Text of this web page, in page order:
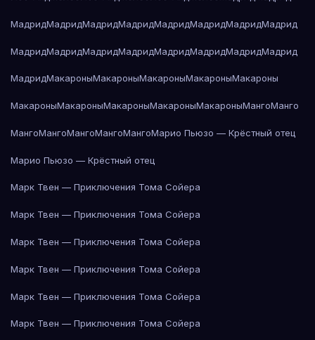
МадридМадридМадридМадридМадридМадридМадридМадрид
МадридМадридМадридМадридМадридМадридМадридМадрид
МадридМакароныМакароныМакароныМакароныМакароны
МакароныМакароныМакароныМакароныМакароныМангоМанго
МангоМангоМангоМангоМангоМарио Пьюзо — Крёстный отец
Марио Пьюзо — Крёстный отец
Марк Твен — Приключения Тома Сойера
Марк Твен — Приключения Тома Сойера
Марк Твен — Приключения Тома Сойера
Марк Твен — Приключения Тома Сойера
Марк Твен — Приключения Тома Сойера
Марк Твен — Приключения Тома Сойера